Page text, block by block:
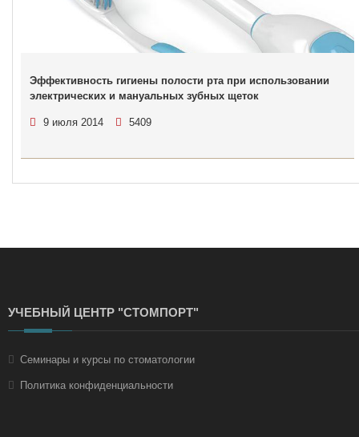
Эффективность гигиены полости рта при использовании
электрических и мануальных зубных щеток
9 июля 2014 5409
УЧЕБНЫЙ ЦЕНТР "СТОМПОРТ"
Семинары и курсы по стоматологии
Политика конфиденциальности